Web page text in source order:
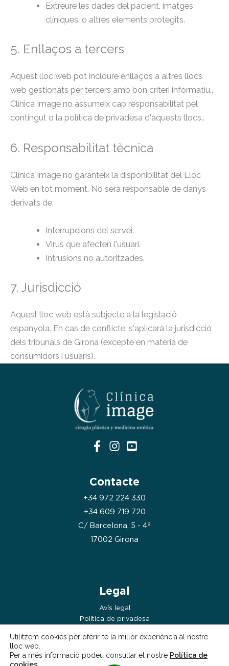
Extreure les dades del pacient, imatges
clíniques, o altres elements protegits.
5. Enllaços a tercers
Aquest lloc web pot incloure enllaços a altres llocs
web gestionats per tercers amb bon criteri informatiu..
Clínica Image no assumeix cap responsabilitat pel
contingut o la política de privadesa d'aquests llocs..
6. Responsabilitat tècnica
Clínica Image no garanteix la disponibilitat del Lloc
Web en tot moment. No serà responsable de danys
derivats de:
Interrupcions del servei.
Virus que afecten l'usuari.
Intrusions no autoritzades.
7. Jurisdicció
Aquest lloc web està subjecte a la legislació
espanyola. En cas de conflicte, s'aplicarà la jurisdicció
dels tribunals de Girona (excepte en matèria de
consumidors i usuaris).
Contacte
+34 972 224 330
+34 609 719 720
C/ Barcelona, 5 - 4º
17002 Girona
Legal
Avís legal
Política de privadesa
Utilitzem cookies per oferir-te la millor experiència al nostre
lloc web.
Per a més informació podeu consultar el nostre Política de